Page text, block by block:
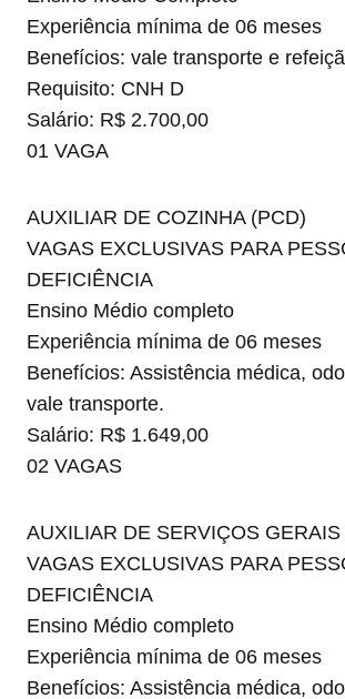
Experiência mínima de 06 meses
Benefícios: vale transporte e
Requisito: CNH D
Salário: R$ 2.700,00
01 VAGA
AUXILIAR DE COZINHA (PCD)
VAGAS EXCLUSIVAS PARA
DEFICIÊNCIA
Ensino Médio completo
Experiência mínima de 06 meses
Benefícios: Assistência médica,
vale transporte.
Salário: R$ 1.649,00
02 VAGAS
AUXILIAR DE SERVIÇOS GERAIS
VAGAS EXCLUSIVAS PARA
DEFICIÊNCIA
Ensino Médio completo
Experiência mínima de 06 meses
Benefícios: Assistência médica,